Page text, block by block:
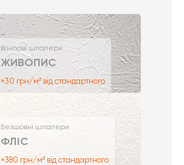
Вінілові шпалери
ЖИВОПИС
+30 грн/м² від стандартного
Безшовні шпалери
ФЛІС
+380 грн/м² від стандартного